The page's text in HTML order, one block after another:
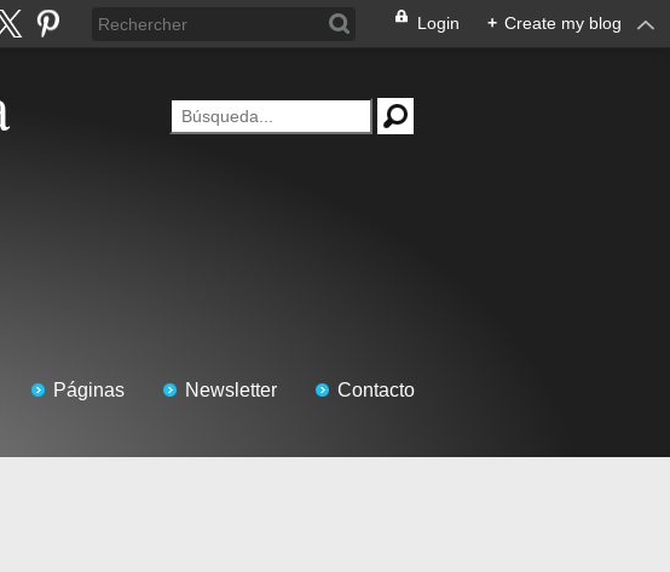
Login + Create my blog
Páginas Newsletter Contacto